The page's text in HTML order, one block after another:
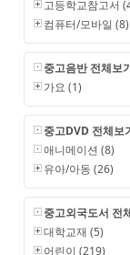
고등학교참고서
컴퓨터/모바일 (8)
중고음반 전체보
가요 (1)
중고DVD 전체보
애니메이션 (8)
유아/아동 (26)
중고외국도서 전
대학교재 (5)
어린이 (219)